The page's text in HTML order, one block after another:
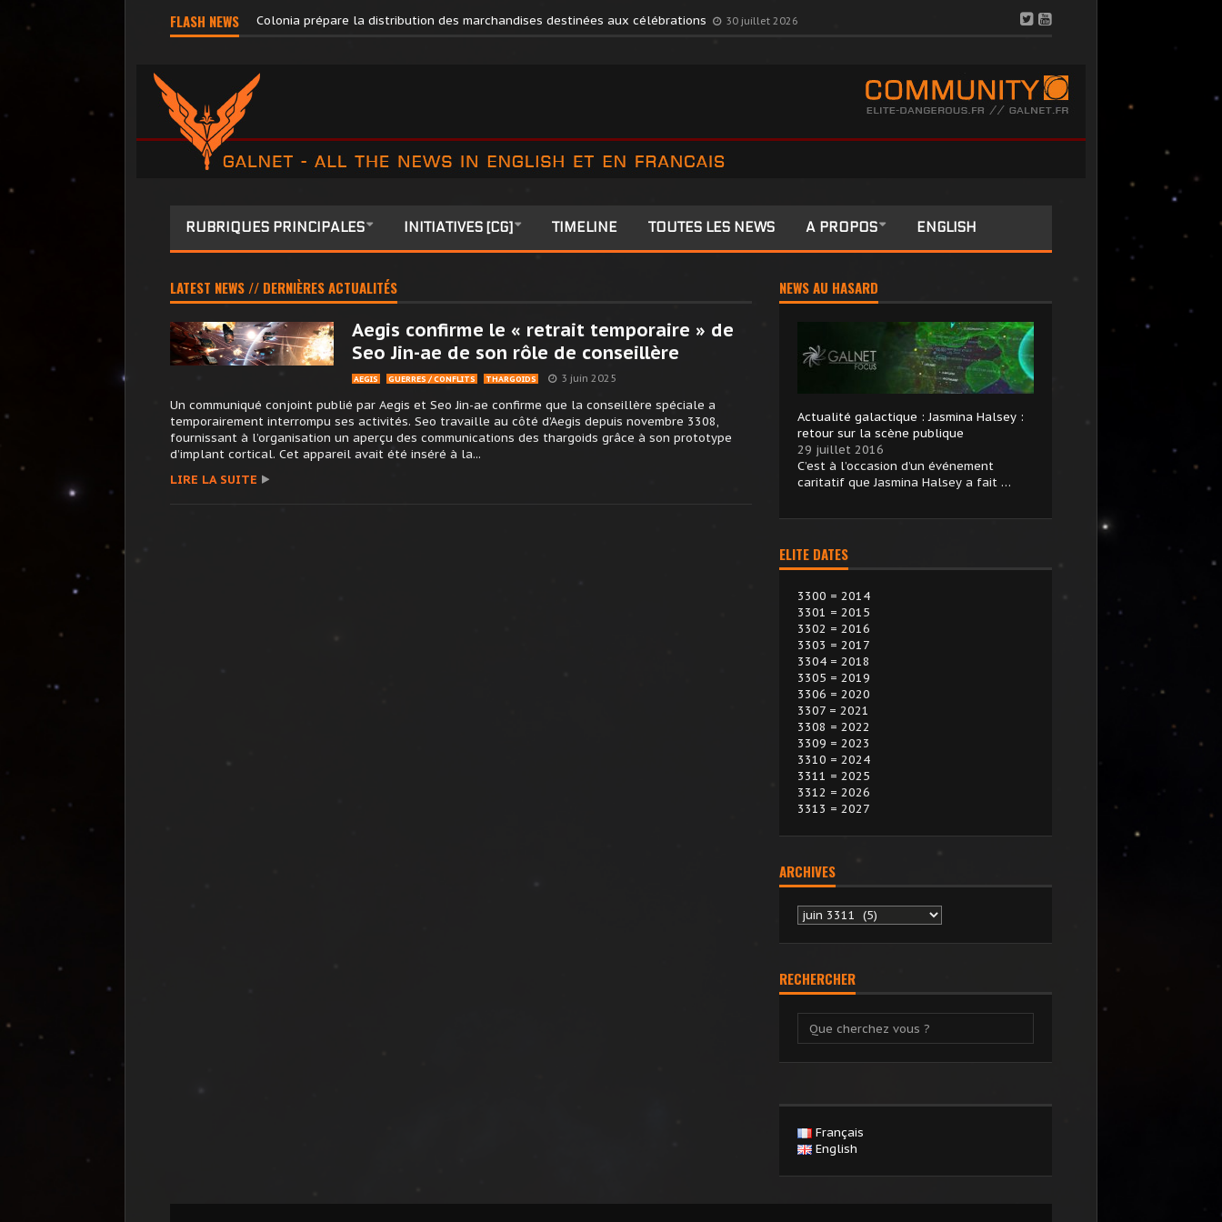
FLASH NEWS Colonia prépare la distribution des marchandises destinées aux célébrations 30 juillet 2026
RUBRIQUES PRINCIPALES INITIATIVES [CG] TIMELINE TOUTES LES NEWS A PROPOS ENGLISH
LATEST NEWS // DERNIÈRES ACTUALITÉS
Aegis confirme le « retrait temporaire » de
Seo Jin-ae de son rôle de conseillère
AEGIS GUERRES / CONFLITS THARGOIDS 3 juin 2025
Un communiqué conjoint publié par Aegis et Seo Jin-ae confirme que la conseillère spéciale a
temporairement interrompu ses activités. Seo travaille au côté d’Aegis depuis novembre 3308,
fournissant à l’organisation un aperçu des communications des thargoids grâce à son prototype
d’implant cortical. Cet appareil avait été inséré à la...
LIRE LA SUITE
NEWS AU HASARD
Actualité galactique : Jasmina Halsey :
retour sur la scène publique
29 juillet 2016
C’est à l’occasion d’un événement
caritatif que Jasmina Halsey a fait …
ELITE DATES
3300 = 2014
3301 = 2015
3302 = 2016
3303 = 2017
3304 = 2018
3305 = 2019
3306 = 2020
3307 = 2021
3308 = 2022
3309 = 2023
3310 = 2024
3311 = 2025
3312 = 2026
3313 = 2027
ARCHIVES
Archives
RECHERCHER
Français
English